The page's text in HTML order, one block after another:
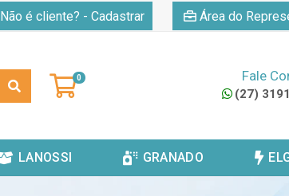
Não é cliente? - Cadastrar Área do
0 Fale
(27)
LANOSSI GRANADO